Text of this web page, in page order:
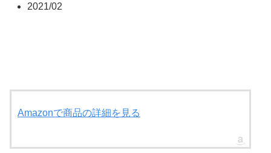
2021/02
Amazonで商品の詳細を見る